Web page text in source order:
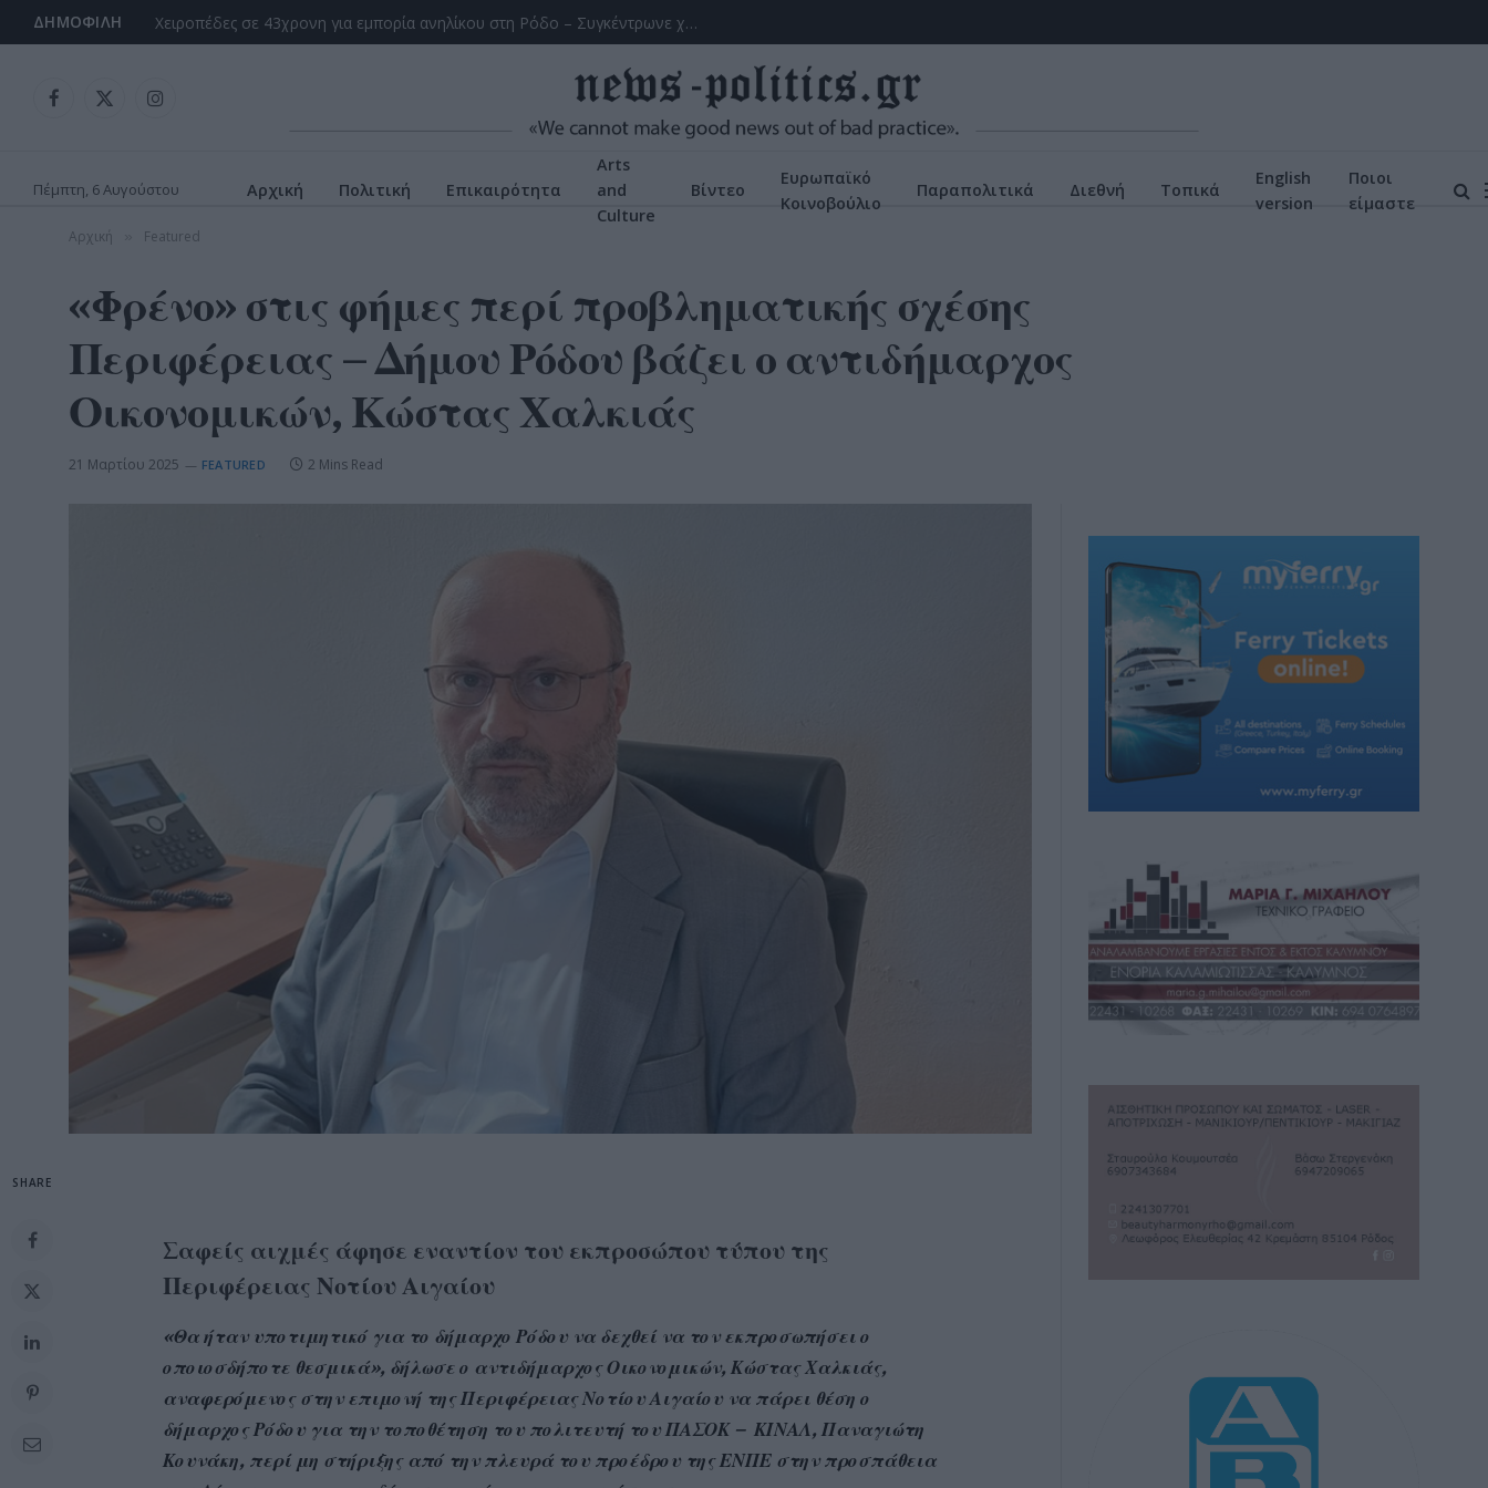
ΔΗΜΟΦΙΛΉ Χειροπέδες σε 43χρονη για εμπορία ανηλίκου στη Ρόδο – Συγκέντρωνε χρήματα από συμπονετικούς τουρίστες
Facebook
X
Instagram
Πέμπτη, 6 Αυγούστου Αρχική Πολιτική Επικαιρότητα
Arts
and
Culture
Βίντεο
Ευρωπαϊκό
Κοινοβούλιο
Παραπολιτικά Διεθνή Τοπικά
English
version
Ποιοι
είμαστε
Αρχική Featured
«Φρένο» στις φήμες περί προβληματικής σχέσης
Περιφέρειας – Δήμου Ρόδου βάζει ο αντιδήμαρχος
Οικονομικών, Κώστας Χαλκιάς
21 Μαρτίου 2025 FEATURED 2 Mins Read
SHARE
Σαφείς αιχμές άφησε εναντίον του εκπροσώπου τύπου της
Περιφέρειας Νοτίου Αιγαίου
«Θα ήταν υποτιμητικό για το δήμαρχο Ρόδου να δεχθεί να τον εκπροσωπήσει ο
οποιοσδήποτε θεσμικά», δήλωσε ο αντιδήμαρχος Οικονομικών, Κώστας Χαλκιάς,
αναφερόμενος στην επιμονή της Περιφέρειας Νοτίου Αιγαίου να πάρει θέση ο
δήμαρχος Ρόδου για την τοποθέτηση του πολιτευτή του ΠΑΣΟΚ – ΚΙΝΑΛ, Παναγιώτη
Κουνάκη, περί μη στήριξης από την πλευρά του προέδρου της ΕΝΠΕ στην προσπάθεια